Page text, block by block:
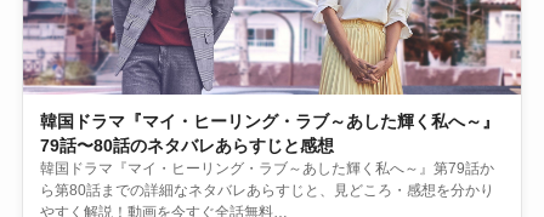
韓国ドラマ『マイ・ヒーリング・ラブ～あした輝く私へ～』
79話〜80話のネタバレあらすじと感想
韓国ドラマ『マイ・ヒーリング・ラブ～あした輝く私へ～』第79話か
ら第80話までの詳細なネタバレあらすじと、見どころ・感想を分かり
やすく解説！動画を今すぐ全話無料…